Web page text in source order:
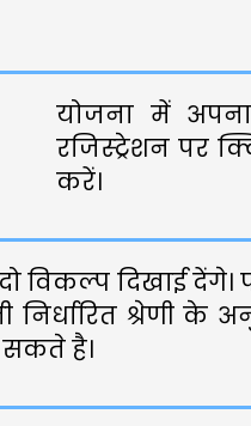
योजना में
रजिस्ट्रेशन पर
करें।
विकल्प दिखाई देंगे।
निर्धारित श्रेणी के
है।